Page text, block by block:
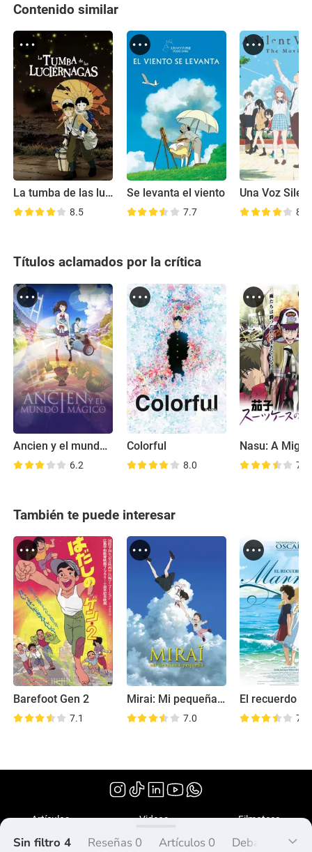
Contenido similar
La tumba de las luciérnagas
8.5
Se levanta el viento
7.7 8.1
Títulos aclamados por la crítica
Ancien y el mundo mágico
6.2
Colorful
8.0 7.0
También te puede interesar
Barefoot Gen 2
7.1
Mirai: Mi pequeña hermana
7.0 7.7
Sin filtro 4 Reseñas 0 Artículos 0 Debate 0
Artículos Videos Filmoteca
¿Qué es Peliplat?